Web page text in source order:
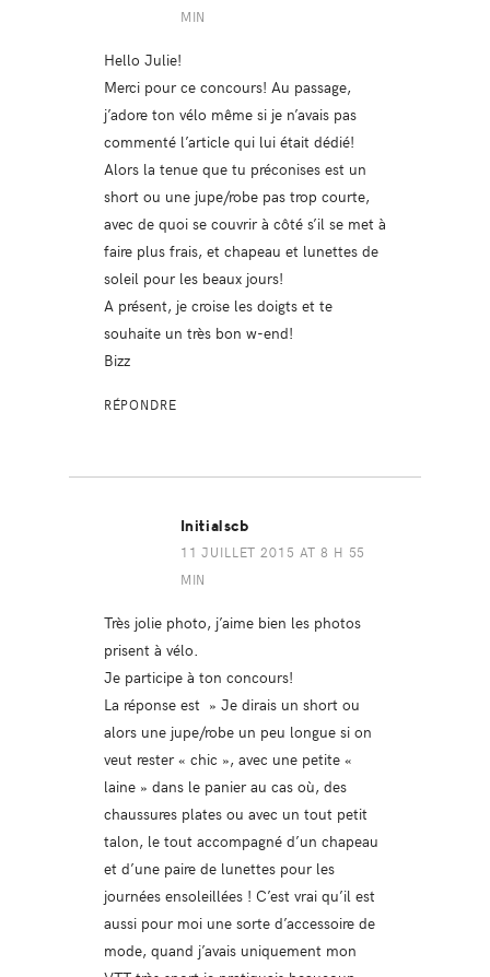
MIN
Hello Julie!
Merci pour ce concours! Au passage,
j’adore ton vélo même si je n’avais pas
commenté l’article qui lui était dédié!
Alors la tenue que tu préconises est un
short ou une jupe/robe pas trop courte,
avec de quoi se couvrir à côté s’il se met à
faire plus frais, et chapeau et lunettes de
soleil pour les beaux jours!
A présent, je croise les doigts et te
souhaite un très bon w-end!
Bizz
RÉPONDRE
Initialscb
11 JUILLET 2015 AT 8 H 55
MIN
Très jolie photo, j’aime bien les photos
prisent à vélo.
Je participe à ton concours!
La réponse est » Je dirais un short ou
alors une jupe/robe un peu longue si on
veut rester « chic », avec une petite «
laine » dans le panier au cas où, des
chaussures plates ou avec un tout petit
talon, le tout accompagné d’un chapeau
et d’une paire de lunettes pour les
journées ensoleillées ! C’est vrai qu’il est
aussi pour moi une sorte d’accessoire de
mode, quand j’avais uniquement mon